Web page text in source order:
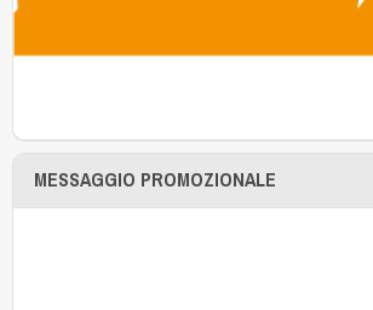
MESSAGGIO PROMOZIONALE